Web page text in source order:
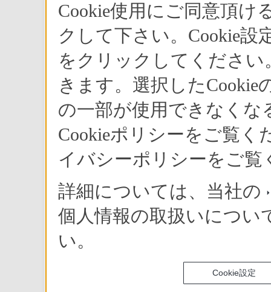
Cookie使用にご同意頂け
クして下さい。Cookie設
をクリックしてください
きます。選択した
の一部が使用できなくな
Cookieポリシーをご覧
イバシーポリシーをご覧
詳細については、当社の
個人情報の取扱いについ
い。
Cookie設定